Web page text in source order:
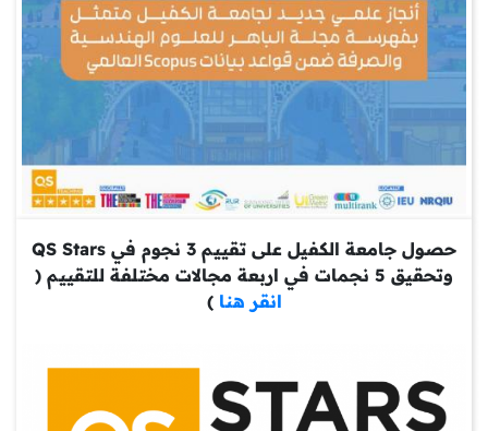
حصول جامعة الكفيل على تقييم 3 نجوم في QS Stars
وتحقيق 5 نجمات في اربعة مجالات مختلفة للتقييم (
انقر هنا)